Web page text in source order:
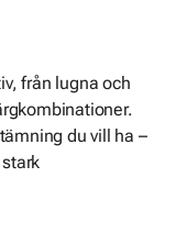
från lugna och
du vill ha –